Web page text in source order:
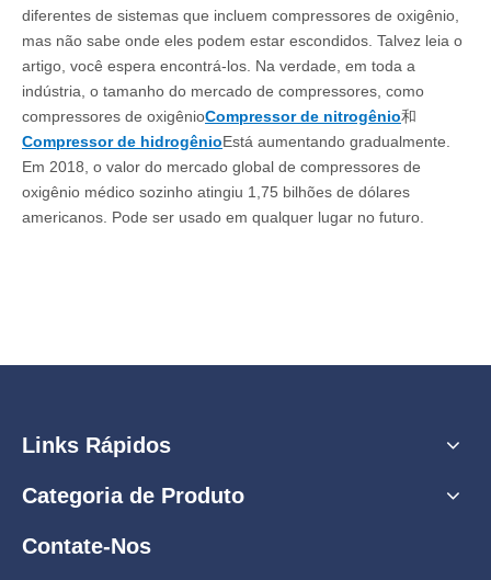
diferentes de sistemas que incluem compressores de oxigênio,
mas não sabe onde eles podem estar escondidos. Talvez leia o
artigo, você espera encontrá-los. Na verdade, em toda a
indústria, o tamanho do mercado de compressores, como
compressores de oxigênioCompressor de nitrogênio和
Compressor de hidrogênioEstá aumentando gradualmente.
Em 2018, o valor do mercado global de compressores de
oxigênio médico sozinho atingiu 1,75 bilhões de dólares
americanos. Pode ser usado em qualquer lugar no futuro.
Links Rápidos
Categoria de Produto
Contate-Nos